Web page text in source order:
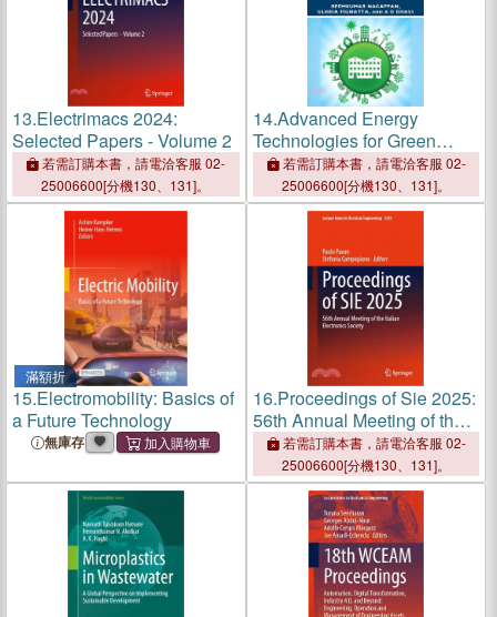
13.Electrimacs 2024:
Selected Papers - Volume 2
若需訂購本書，請電洽客服 02-
25006600[分機130、131]。
14.Advanced Energy
Technologies for Green
Buildings
若需訂購本書，請電洽客服 02-
25006600[分機130、131]。
滿額折
15.Electromobility: Basics of
a Future Technology
無庫存
16.Proceedings of Sie 2025:
56th Annual Meeting of the
Italian Electronics Society
若需訂購本書，請電洽客服 02-
25006600[分機130、131]。